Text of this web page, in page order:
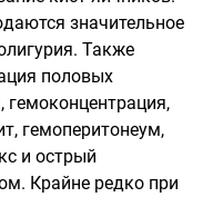
значительное
Также
половых
гемоконцентрация,
гемоперитонеум,
и острый
Крайне редко при